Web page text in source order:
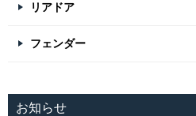
リアドア
フェンダー
お知らせ